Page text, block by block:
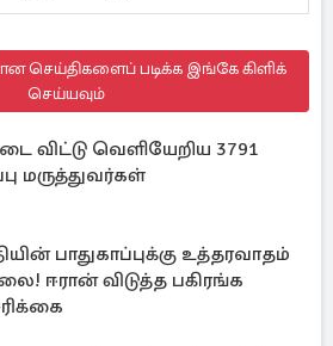
செய்திகளைப் படிக்க இங்கே கிளிக்
செய்யவும்
விட்டு வெளியேறிய 3791
மருத்துவர்கள்
பாதுகாப்புக்கு உத்தரவாதம்
ஈரான் விடுத்த பகிரங்க